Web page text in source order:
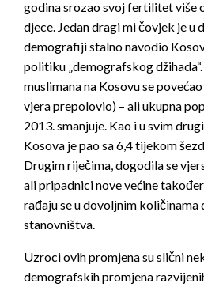
godina srozao svoj fertilitet više
djece. Jedan dragi mi čovjek je u
demografiji stalno navodio
politiku „demografskog
muslimana na Kosovu se
vjera prepolovio) – ali ukupna
2013. smanjuje. Kao i u svim
Kosova je pao sa 6,4 tijekom
Drugim riječima, dogodila se
ali pripadnici nove većine
rađaju se u dovoljnim
stanovništva.
Uzroci ovih promjena su slični
demografskih promjena